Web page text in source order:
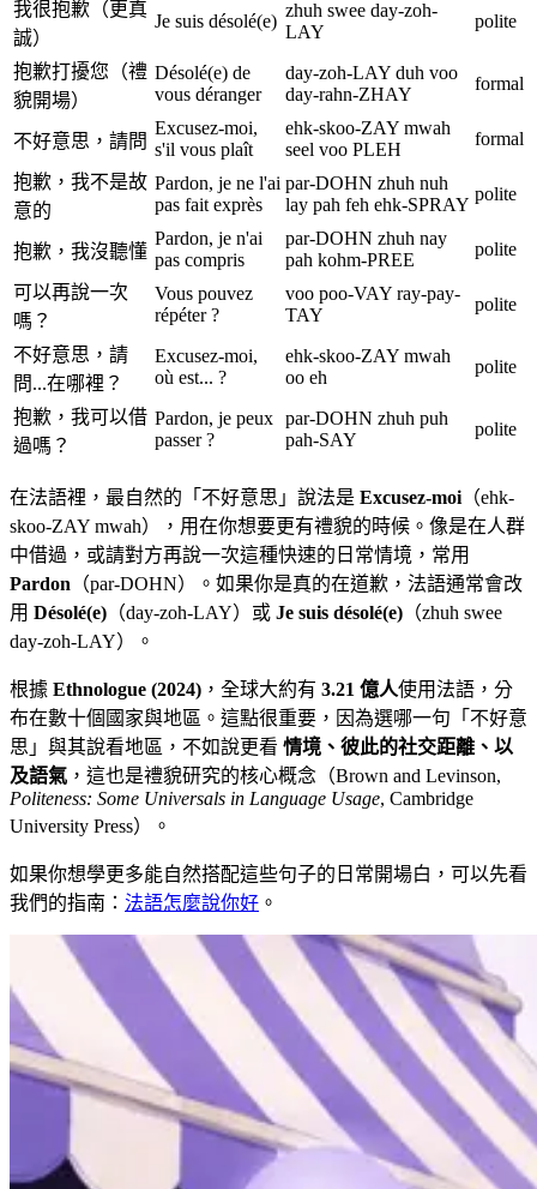
我很抱歉（更真
誠）
Je suis désolé(e)
zhuh swee day-zoh-
LAY
polite
抱歉打擾您（禮
貌開場）
Désolé(e) de
vous déranger
day-zoh-LAY duh voo
day-rahn-ZHAY
formal
不好意思，請問
Excusez-moi,
s'il vous plaît
ehk-skoo-ZAY mwah
seel voo PLEH
formal
抱歉，我不是故
意的
Pardon, je ne l'ai
pas fait exprès
par-DOHN zhuh nuh
lay pah feh ehk-SPRAY
polite
抱歉，我沒聽懂
Pardon, je n'ai
pas compris
par-DOHN zhuh nay
pah kohm-PREE
polite
可以再說一次
嗎？
Vous pouvez
répéter ?
voo poo-VAY ray-pay-
TAY
polite
不好意思，請
問...在哪裡？
Excusez-moi,
où est... ?
ehk-skoo-ZAY mwah
oo eh
polite
抱歉，我可以借
過嗎？
Pardon, je peux
passer ?
par-DOHN zhuh puh
pah-SAY
polite
在法語裡，最自然的「不好意思」說法是 Excusez-moi （ehk-
skoo-ZAY mwah），用在你想要更有禮貌的時候。像是在人群
中借過，或請對方再說一次這種快速的日常情境，常用
Pardon （par-DOHN）。如果你是真的在道歉，法語通常會改
用 Désolé(e) （day-zoh-LAY）或 Je suis désolé(e) （zhuh swee
day-zoh-LAY）。
根據 Ethnologue (2024) ，全球大約有 3.21 億人使用法語，分
布在數十個國家與地區。這點很重要，因為選哪一句「不好意
思」與其說看地區，不如說更看 情境、彼此的社交距離、以
及語氣 ，這也是禮貌研究的核心概念（Brown and Levinson,
Politeness: Some Universals in Language Usage, Cambridge
University Press）。
如果你想學更多能自然搭配這些句子的日常開場白，可以先看
我們的指南： 法語怎麼說你好 。